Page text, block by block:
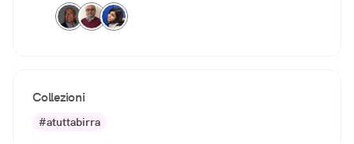
Collezioni
#atuttabirra